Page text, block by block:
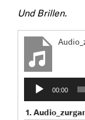
Und Brillen.
Audio-
Player
00:00
1.